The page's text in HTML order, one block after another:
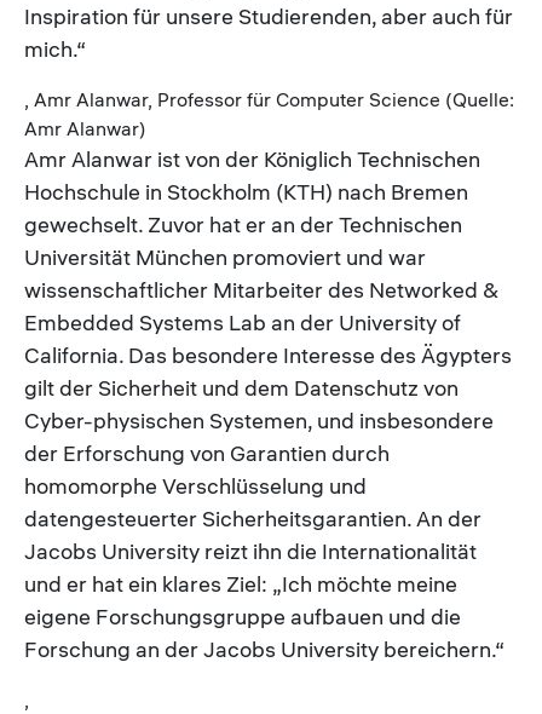
Inspiration für unsere Studierenden, aber auch für
mich.“
, Amr Alanwar, Professor für Computer Science (Quelle:
Amr Alanwar)
Amr Alanwar ist von der Königlich Technischen
Hochschule in Stockholm (KTH) nach Bremen
gewechselt. Zuvor hat er an der Technischen
Universität München promoviert und war
wissenschaftlicher Mitarbeiter des Networked &
Embedded Systems Lab an der University of
California. Das besondere Interesse des Ägypters
gilt der Sicherheit und dem Datenschutz von
Cyber-physischen Systemen, und insbesondere
der Erforschung von Garantien durch
homomorphe Verschlüsselung und
datengesteuerter Sicherheitsgarantien. An der
Jacobs University reizt ihn die Internationalität
und er hat ein klares Ziel: „Ich möchte meine
eigene Forschungsgruppe aufbauen und die
Forschung an der Jacobs University bereichern.“